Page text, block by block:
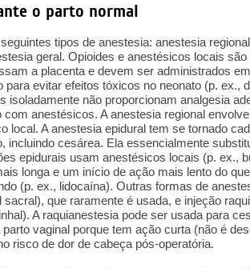
o parto normal
tipos de anestesia: anestesia
geral. Opioides e anestésicos locais
a placenta e devem ser administrados
para evitar efeitos tóxicos no neonato (p. ex.,
isoladamente não proporcionam analgesia
anestésicos. A anestesia regional
local. A anestesia epidural tem se tornado
incluindo cesárea. Ela essencialmente
epidurais usam anestésicos locais (p. ex.,
longa e um início de ação mais lento do
(p. ex., lidocaína). Outras formas de
sacral), que raramente é usada, e injeção
A raquianestesia pode ser usada para
vaginal porque tem ação curta (não é
risco de dor de cabeça pós-operatória.